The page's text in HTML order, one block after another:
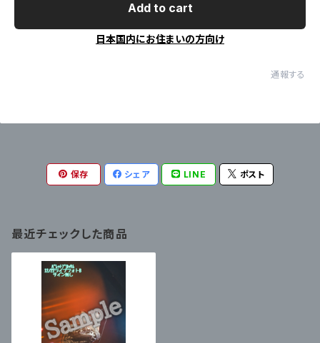
Add to cart
日本国内にお住まいの方向け
通報する
保存 シェア LINE ポスト
最近チェックした商品